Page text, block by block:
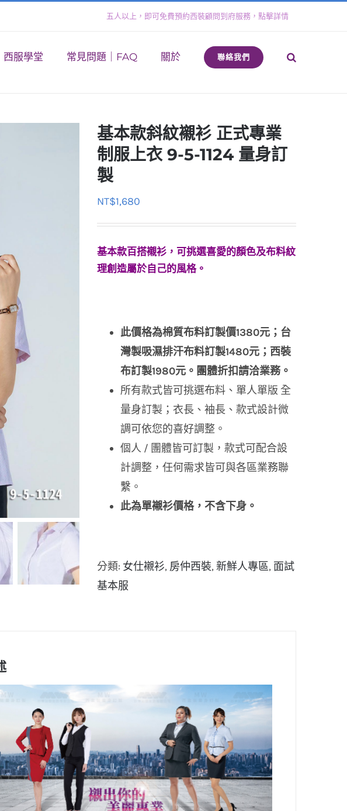
五人以上，即可免費預約西裝顧問到府服務，點擊詳情
西服學堂 常見問題｜FAQ 關於 聯絡我們
基本款斜紋襯衫 正式專業
制服上衣 9-5-1124 量身訂
製
NT$1,680
基本款百搭襯衫，可挑選喜愛的顏色及布料紋
理創造屬於自己的風格。
此價格為棉質布料訂製價1380元；台
灣製吸濕排汗布料訂製1480元；西裝
布訂製1980元。團體折扣請洽業務。
所有款式皆可挑選布料、單人單版 全
量身訂製；衣長、袖長、款式設計微
調可依您的喜好調整。
個人 / 團體皆可訂製，款式可配合設
計調整，任何需求皆可與各區業務聯
繫。
此為單襯衫價格，不含下身。
分類: 女仕襯衫, 房仲西裝,新鮮人專區, 面試
基本服